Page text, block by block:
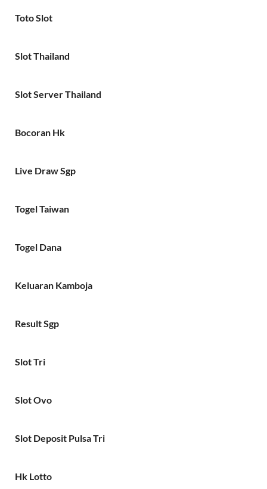
Toto Slot
Slot Thailand
Slot Server Thailand
Bocoran Hk
Live Draw Sgp
Togel Taiwan
Togel Dana
Keluaran Kamboja
Result Sgp
Slot Tri
Slot Ovo
Slot Deposit Pulsa Tri
Hk Lotto